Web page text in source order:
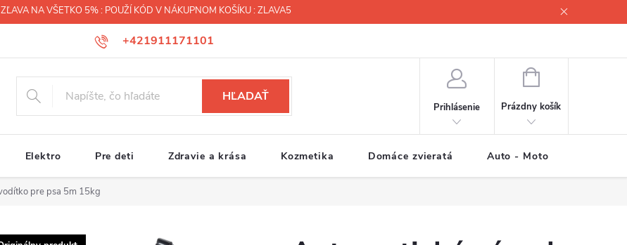
NA VŠETKO 5% : POUŽÍ KÓD V NÁKUPNOM KOŠÍKU : ZLAVA5
+421911171101
HĽADAŤ
Prihlásenie
NÁKUPNÝ
Prázdny košík
Elektro Pre deti Zdravie a krása Kozmetika Domáce zvieratá Auto - Moto
pre psa 5m 15kg